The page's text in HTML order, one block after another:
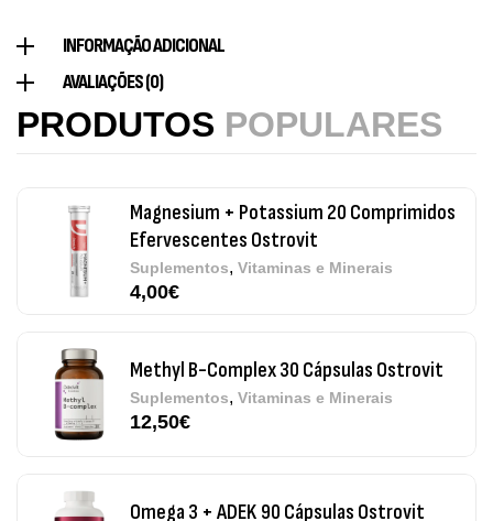
INFORMAÇÃO ADICIONAL
AVALIAÇÕES (0)
PRODUTOS POPULARES
Magnesium + Potassium 20 Comprimidos
Efervescentes Ostrovit
Suplementos, Vitaminas e Minerais
Methyl B-Complex 30 Cápsulas Ostrovit
Suplementos ,Vitaminas e Minerais
12,50
Omega 3 + ADEK 90 Cápsulas Ostrovit
Suplementos, Vitaminas e Minerais
12,30€